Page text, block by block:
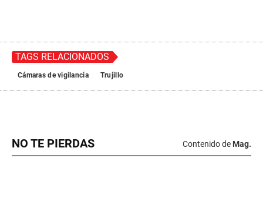
TAGS RELACIONADOS
Cámaras de vigilancia Trujillo
NO TE PIERDAS Contenido de Mag.